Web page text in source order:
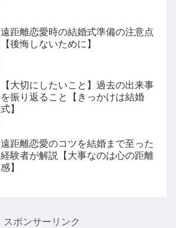
遠距離恋愛時の結婚式準備の注意点
【後悔しないために】
【大切にしたいこと】過去の出来事
を振り返ること【きっかけは結婚
式】
遠距離恋愛のコツを結婚まで至った
経験者が解説【大事なのは心の距離
感】
スポンサーリンク